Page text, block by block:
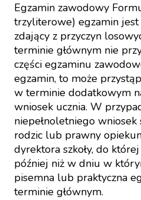
Egzamin zawodowy
trzyliterowe) egzamin jest
zdający z przyczyn
terminie głównym nie
części egzaminu
egzamin, to może
w terminie dodatkowym
wniosek ucznia. W
niepełnoletniego
rodzic lub prawny
dyrektora szkoły, do
później niż w dniu w
pisemna lub praktyczna
terminie głównym.